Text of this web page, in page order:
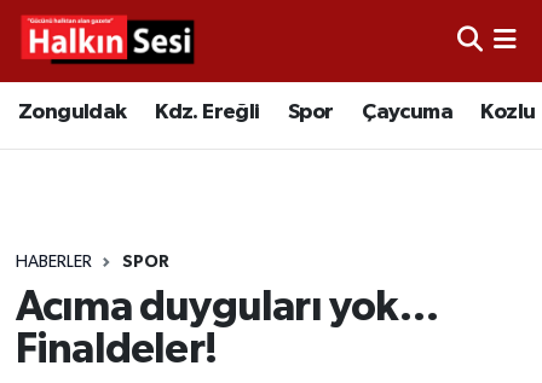
Zonguldak Kdz. Ereğli Spor Çaycuma Kozlu
HABERLER SPOR
Acıma duyguları yok…
Finaldeler!
Video
Çaycuma
Alaplı
Merkez Hava Durumu
Tüm Manşetler